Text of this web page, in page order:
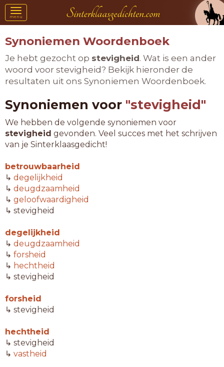
Toggle
navigation
menu
Synoniemen Woordenboek
Je hebt gezocht op stevigheid. Wat is een ander
woord voor stevigheid? Bekijk hieronder de
resultaten uit ons Synoniemen Woordenboek.
Synoniemen voor "stevigheid"
We hebben de volgende synoniemen voor
stevigheid gevonden. Veel succes met het schrijven
van je Sinterklaasgedicht!
betrouwbaarheid
↳ degelijkheid
↳ deugdzaamheid
↳ geloofwaardigheid
↳ stevigheid
degelijkheid
↳ deugdzaamheid
↳ forsheid
↳ hechtheid
↳ stevigheid
forsheid
↳ stevigheid
hechtheid
↳ stevigheid
↳ vastheid